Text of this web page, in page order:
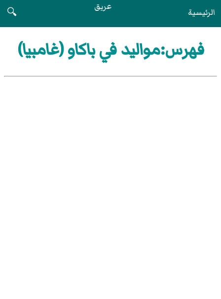
الرئيسية عريق
🔍
فهرس:مواليد في باكاو (غامبيا)